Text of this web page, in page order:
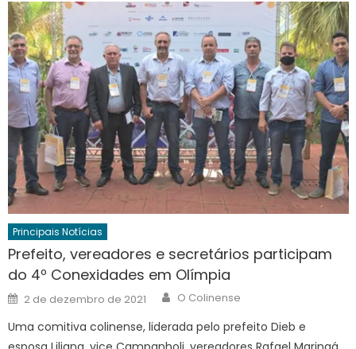
Principais Notícias
Prefeito, vereadores e secretários participam
do 4º Conexidades em Olímpia
Posted
on
2 de dezembro de 2021 Author
O Colinense
Uma comitiva colinense, liderada pelo prefeito Dieb e